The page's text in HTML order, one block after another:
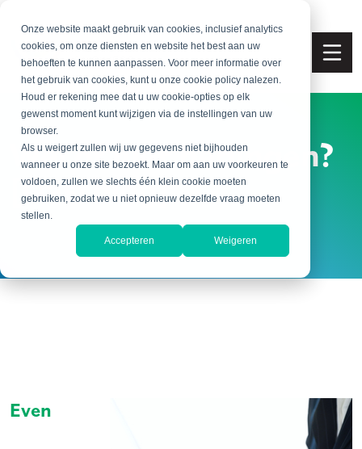
Onze website maakt gebruik van cookies, inclusief analytics
cookies, om onze diensten en website het best aan uw
behoeften te kunnen aanpassen. Voor meer informatie over
het gebruik van cookies, kunt u onze cookie policy nalezen.
Houd er rekening mee dat u uw cookie-opties op elk
gewenst moment kunt wijzigen via de instellingen van uw
browser.
Als u weigert zullen wij uw gegevens niet bijhouden
wanneer u onze site bezoekt. Maar om aan uw voorkeuren te
voldoen, zullen we slechts één klein cookie moeten
gebruiken, zodat we u niet opnieuw dezelfde vraag moeten
stellen.
Accepteren Weigeren
Wel of niet bedingen?
[Gastblog]
Even